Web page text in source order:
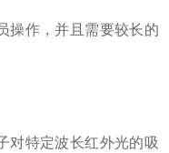
操作，并且需要较长的
对特定波长红外光的吸